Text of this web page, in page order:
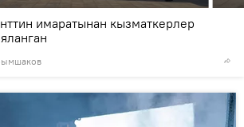
имаратынан кызматкерлер